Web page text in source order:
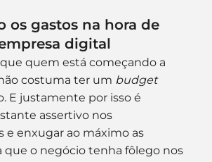
os gastos na hora de
digital
quem está começando a
costuma ter um budget
E justamente por isso é
assertivo nos
e enxugar ao máximo as
que o negócio tenha fôlego nos